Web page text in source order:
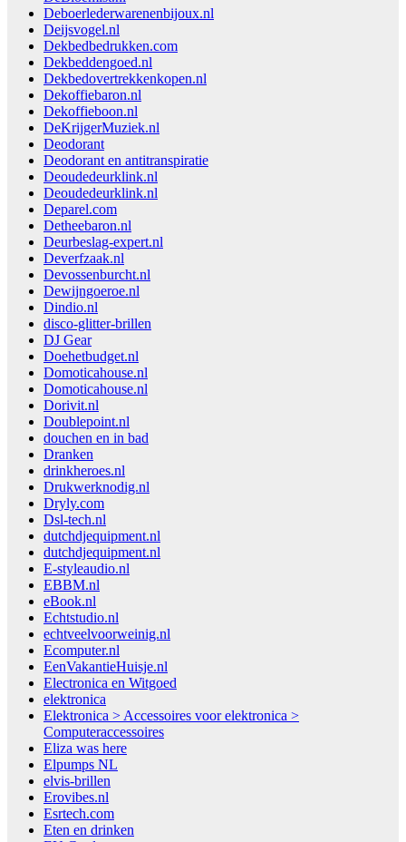
Deboerlederwarenenbijoux.nl
Deijsvogel.nl
Dekbedbedrukken.com
Dekbeddengoed.nl
Dekbedovertrekkenkopen.nl
Dekoffiebaron.nl
Dekoffieboon.nl
DeKrijgerMuziek.nl
Deodorant
Deodorant en antitranspiratie
Deoudedeurklink.nl
Deoudedeurklink.nl
Deparel.com
Detheebaron.nl
Deurbeslag-expert.nl
Deverfzaak.nl
Devossenburcht.nl
Dewijngoeroe.nl
Dindio.nl
disco-glitter-brillen
DJ Gear
Doehetbudget.nl
Domoticahouse.nl
Domoticahouse.nl
Dorivit.nl
Doublepoint.nl
douchen en in bad
Dranken
drinkheroes.nl
Drukwerknodig.nl
Dryly.com
Dsl-tech.nl
dutchdjequipment.nl
dutchdjequipment.nl
E-styleaudio.nl
EBBM.nl
eBook.nl
Echtstudio.nl
echtveelvoorweinig.nl
Ecomputer.nl
EenVakantieHuisje.nl
Electronica en Witgoed
elektronica
Elektronica > Accessoires voor elektronica >
Computeraccessoires
Eliza was here
Elpumps NL
elvis-brillen
Erovibes.nl
Esrtech.com
Eten en drinken